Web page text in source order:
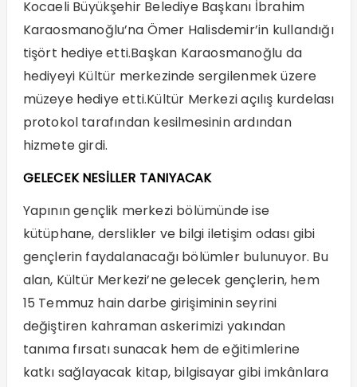
Kocaeli Büyükşehir Belediye Başkanı İbrahim
Karaosmanoğlu’na Ömer Halisdemir’in kullandığı
tişört hediye etti.Başkan Karaosmanoğlu da
hediyeyi Kültür merkezinde sergilenmek üzere
müzeye hediye etti.Kültür Merkezi açılış kurdelası
protokol tarafından kesilmesinin ardından
hizmete girdi.
GELECEK NESİLLER TANIYACAK
Yapının gençlik merkezi bölümünde ise
kütüphane, derslikler ve bilgi iletişim odası gibi
gençlerin faydalanacağı bölümler bulunuyor. Bu
alan, Kültür Merkezi’ne gelecek gençlerin, hem
15 Temmuz hain darbe girişiminin seyrini
değiştiren kahraman askerimizi yakından
tanıma fırsatı sunacak hem de eğitimlerine
katkı sağlayacak kitap, bilgisayar gibi imkânlara